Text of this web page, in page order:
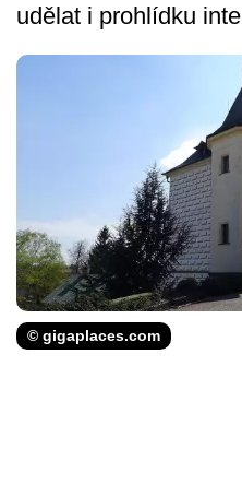
udělat i prohlídku
© gigaplaces.com